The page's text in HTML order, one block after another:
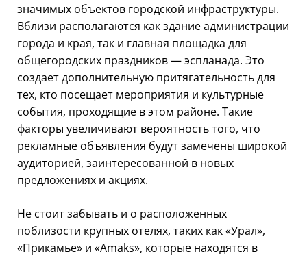
значимых объектов городской инфраструктуры.
Вблизи располагаются как здание администрации
города и края, так и главная площадка для
общегородских праздников — эспланада. Это
создает дополнительную притягательность для
тех, кто посещает мероприятия и культурные
события, проходящие в этом районе. Такие
факторы увеличивают вероятность того, что
рекламные объявления будут замечены широкой
аудиторией, заинтересованной в новых
предложениях и акциях.
Не стоит забывать и о расположенных
поблизости крупных отелях, таких как «Урал»,
«Прикамье» и «Amaks», которые находятся в